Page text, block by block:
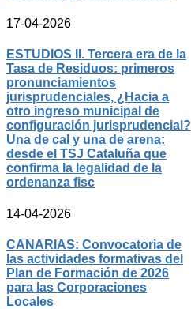
17-04-2026
ESTUDIOS II. Tercera era de la
Tasa de Residuos: primeros
pronunciamientos
jurisprudenciales, ¿Hacia a
otro ingreso municipal de
configuración jurisprudencial?
Una de cal y una de arena:
desde el TSJ Cataluña que
confirma la legalidad de la
ordenanza fisc
14-04-2026
CANARIAS: Convocatoria de
las actividades formativas del
Plan de Formación de 2026
para las Corporaciones
Locales